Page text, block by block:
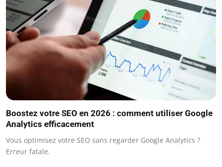
Boostez votre SEO en 2026 : comment utiliser Google
Analytics efficacement
Vous optimisez votre SEO sans regarder Google Analytics ?
Erreur fatale.